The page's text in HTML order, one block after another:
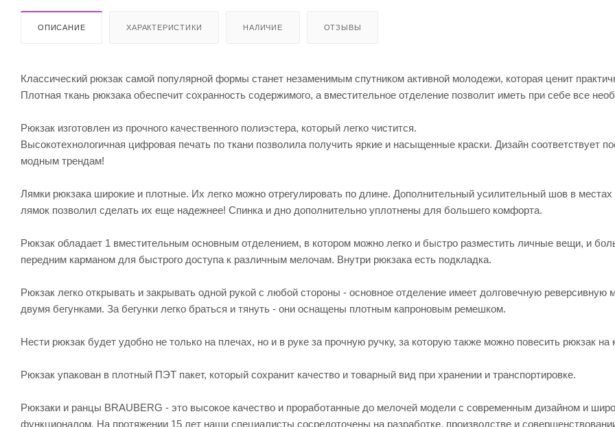
ОПИСАНИЕ ХАРАКТЕРИСТИКИ НАЛИЧИЕ ОТЗЫВЫ
Классический рюкзак самой популярной формы станет незаменимым спутником активной молодежи, которая ценит
Плотная ткань рюкзака обеспечит сохранность содержимого, а вместительное отделение позволит иметь при себе все
Рюкзак изготовлен из прочного качественного полиэстера, который легко чистится.
Высокотехнологичная цифровая печать по ткани позволила получить яркие и насыщенные краски. Дизайн соответствует
модным трендам!
Лямки рюкзака широкие и плотные. Их легко можно отрегулировать по длине. Дополнительный усилительный шов в местах
лямок позволил сделать их еще надежнее! Спинка и дно дополнительно уплотнены для большего комфорта.
Рюкзак обладает 1 вместительным основным отделением, в котором можно легко и быстро разместить личные вещи, и
передним карманом для быстрого доступа к различным мелочам. Внутри рюкзака есть подкладка.
Рюкзак легко открывать и закрывать одной рукой с любой стороны - основное отделение имеет долговечную реверсивную
двумя бегунками. За бегунки легко браться и тянуть - они оснащены плотным капроновым ремешком.
Нести рюкзак будет удобно не только на плечах, но и в руке за прочную ручку, за которую также можно повесить рюкзак на
Рюкзак упакован в плотный ПЭТ пакет, который сохранит качество и товарный вид при хранении и транспортировке.
Рюкзаки и ранцы BRAUBERG - это высокое качество и проработанные до мелочей модели с современным дизайном и
функционалом. На протяжении 15 лет наши специалисты сосредоточены на разработке, производстве и